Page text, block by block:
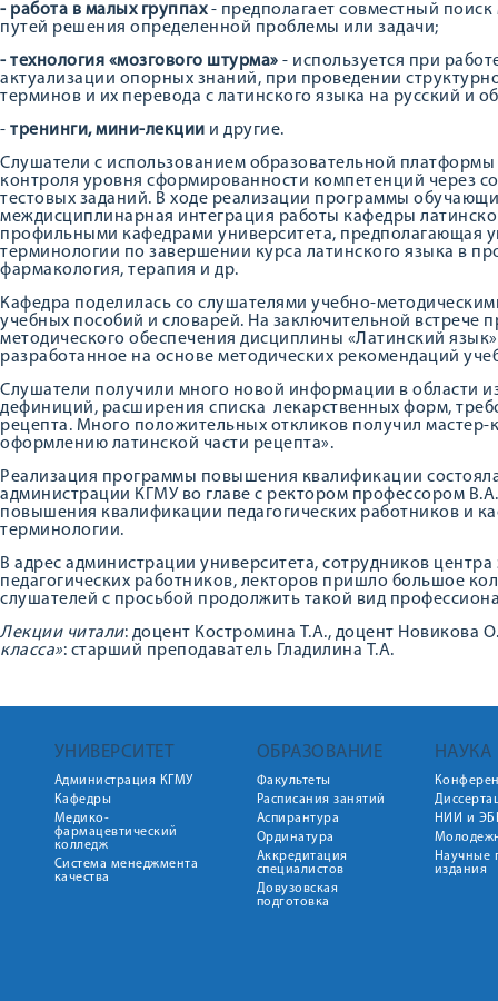
- работа в малых группах- предполагает совместный
путей решения определенной проблемы или задачи;
- технология «мозгового штурма» - используется при
актуализации опорных знаний, при проведении
терминов и их перевода с латинского языка на русский и
- тренинги, мини-лекции и другие.
Слушатели с иcпользованием образовательной
контроля уровня сформированности компетенций через
тестовых заданий. В ходе реализации программы
междисциплинарная интеграция работы кафедры
профильными кафедрами университета, предполагающая
терминологии по завершении курса латинского языка в
фармакология, терапия и др.
Кафедра поделилась со слушателями учебно-
учебных пособий и словарей. На заключительной встрече
методического обеспечения дисциплины «Латинский
разработанное на основе методических рекомендаций
Слушатели получили много новой информации в области
дефиниций, расширения списка лекарственных форм,
рецепта. Много положительных откликов получил мастер-
оформлению латинской части рецепта».
Реализация программы повышения квалификации
администрации КГМУ во главе с ректором профессором
повышения квалификации педагогических работников и
терминологии.
В адрес администрации университета, сотрудников
педагогических работников, лекторов пришло большое
слушателей с просьбой продолжить такой вид
Лекции читали: доцент Костромина Т.А., доцент Новикова
класса»: старший преподаватель Гладилина Т.А.
УНИВЕРСИТЕТ
Администрация КГМУ
Кафедры
Медико-
фармацевтический
колледж
Система менеджмента
качества
ОБРАЗОВАНИЕ
Факультеты
Расписания занятий
Аспирантура
Ординатура
Аккредитация
специалистов
Довузовская
подготовка
НАУКА
НИИ и
Научные
издания